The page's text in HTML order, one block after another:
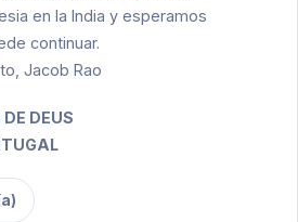
en la India y esperamos
continuar.
Jacob Rao
DEUS